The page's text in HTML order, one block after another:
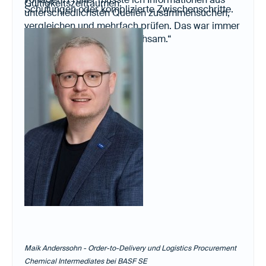
Gültigkeitszeiträumen.
unterschiedlichsten Quellen zusammensuchen,
vergleichen und mehrfach prüfen. Das war immer
sehr zeitaufwändig und mühsam.“
Schulungen oder komplizierte Zwischenschritte.
Maik Anderssohn - Order-to-Delivery und Logistics Procurement
Chemical Intermediates bei BASF SE